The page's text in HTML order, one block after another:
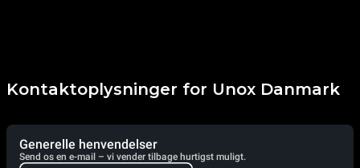
Kontaktoplysninger for Unox Danmark
Generelle henvendelser
Send os en e-mail – vi vender tilbage hurtigst muligt.